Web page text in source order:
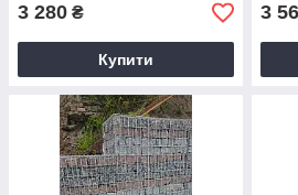
3 280 ₴
Купити
3